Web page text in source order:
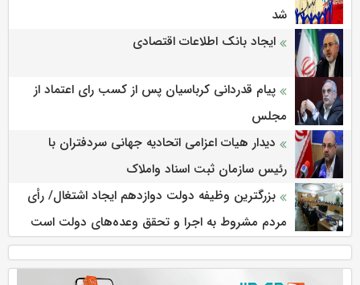
شد
ایجاد بانک اطلاعات اقتصادی
پیام قدردانی کرباسیان پس از کسب رای اعتماد از
مجلس
دیدار هیات اعزامی اتحادیه جهانی سردفتران با
رئیس سازمان ثبت اسناد واملاک
بزرگترین وظیفه دولت دوازدهم ایجاد اشتغال/ رأی
مردم مشروط به اجرا و تحقق وعده‌های دولت است